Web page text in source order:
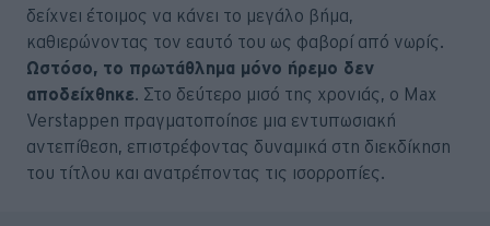
δείχνει έτοιμος να κάνει το μεγάλο βήμα,
καθιερώνοντας τον εαυτό του ως φαβορί από νωρίς.
Ωστόσο, το πρωτάθλημα μόνο ήρεμo δεν
αποδείχθηκε. Στο δεύτερο μισό της χρονιάς, ο Max
Verstappen πραγματοποίησε μια εντυπωσιακή
αντεπίθεση, επιστρέφοντας δυναμικά στη διεκδίκηση
του τίτλου και ανατρέποντας τις ισορροπίες.